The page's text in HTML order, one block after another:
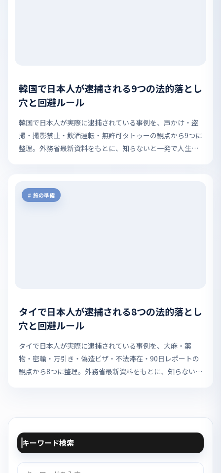
韓国で日本人が逮捕される9つの法的落とし
穴と回避ルール
韓国で日本人が実際に逮捕されている事例を、声かけ・盗
撮・撮影禁止・飲酒運転・無許可タトゥーの観点から9つに
整理。外務省最新資料をもとに、知らないと一発で人生が
旅の準備
タイで日本人が逮捕される8つの法的落とし
穴と回避ルール
タイで日本人が実際に逮捕されている事例を、大麻・薬
物・密輸・万引き・偽造ビザ・不法滞在・90日レポートの
観点から8つに整理。外務省最新資料をもとに、知らないと
キーワード検索
検